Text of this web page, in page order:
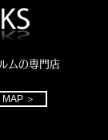
ムの専門店
＞